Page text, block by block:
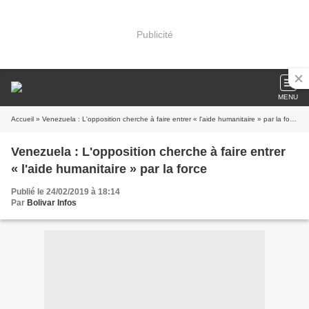
Publicité
MENU
Accueil » Venezuela : L'opposition cherche à faire entrer « l'aide humanitaire » par la force
Venezuela : L'opposition cherche à faire entrer
« l'aide humanitaire » par la force
Publié le 24/02/2019 à 18:14
Par Bolivar Infos